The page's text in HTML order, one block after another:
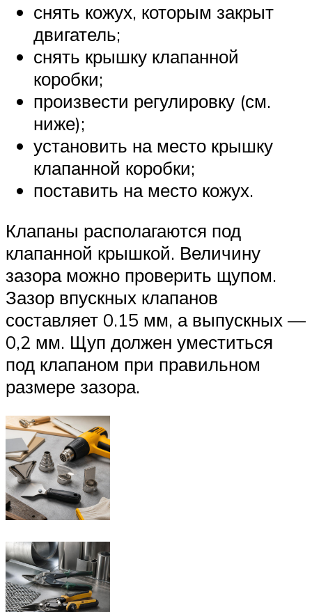
снять кожух, которым закрыт
двигатель;
снять крышку клапанной
коробки;
произвести регулировку (см.
ниже);
установить на место крышку
клапанной коробки;
поставить на место кожух.
Клапаны располагаются под
клапанной крышкой. Величину
зазора можно проверить щупом.
Зазор впускных клапанов
составляет 0.15 мм, а выпускных —
0,2 мм. Щуп должен уместиться
под клапаном при правильном
размере зазора.